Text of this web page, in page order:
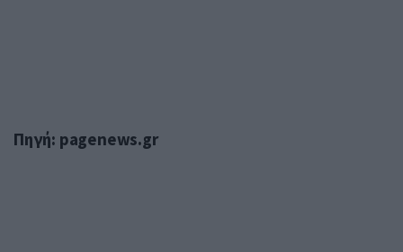
Πηγή: pagenews.gr